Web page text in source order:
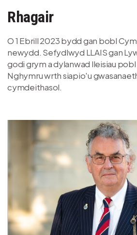
Rhagair
O 1 Ebrill 2023 bydd gan bobl
newydd. Sefydlwyd LLAIS gan
godi grym a dylanwad lleisiau
Nghymru wrth siapio'u
cymdeithasol.
Delwedd